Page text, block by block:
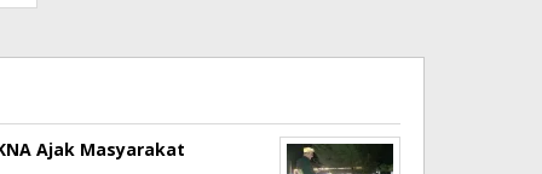
Ajak Masyarakat